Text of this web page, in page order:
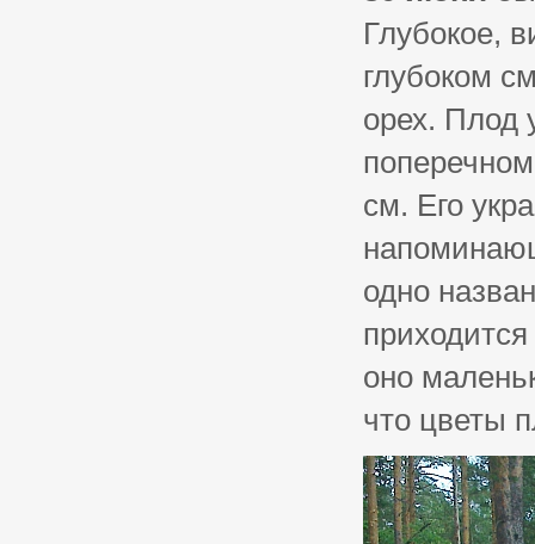
Глубокое,
глубоком
орех. Плод
см. Его
одно
оно
что цветы